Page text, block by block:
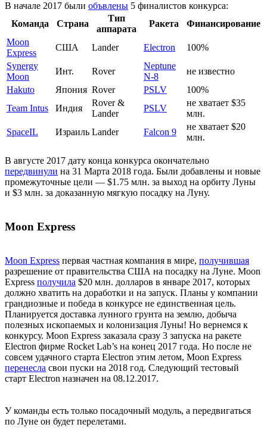
В начале 2017 были объвлены 5 финалистов конкурса:
Команда
Страна
Тип
аппарата
Ракета
Финансирование
Moon
Express
США Lander Electron
100%
Synergy
Moon
Инт. Rover
Neptune
N-8
не известно
Hakuto
Япония Rover PSLV
100%
Team Intus
Индия
Rover &
Lander
PSLV
не хватает $35
млн.
SpaceIL
Израиль Lander Falcon 9
не хватает $20
млн.
В августе 2017 дату конца конкурса окончательно
передвинули на 31 Марта 2018 года. Были добавлены и новые
промежуточные цели — $1.75 млн. за выход на орбиту Луны
и $3 млн. за доказанную мягкую посадку на Луну.
Moon Express
Moon Express первая частная компания в мире, получившая
разрешение от правительства США на посадку на Луне. Moon
Express получила $20 млн. долларов в январе 2017, которых
должно хватить на доработки и на запуск. Планы у компании
грандиозные и победа в конкурсе не единственная цель.
Планируется доставка лунного грунта на землю, добыча
полезных ископаемых и колонизация Луны! Но вернемся к
конкурсу. Moon Express заказала сразу 3 запуска на ракете
Electron фирме Rocket Lab’s на конец 2017 года. Но после не
совсем удачного старта Electron этим летом, Moon Express
перенесла свои пуски на 2018 год. Следующий тестовый
старт Electron назначен на 08.12.2017.
У команды есть только посадочный модуль, а передвигаться
по Луне он будет перелетами.